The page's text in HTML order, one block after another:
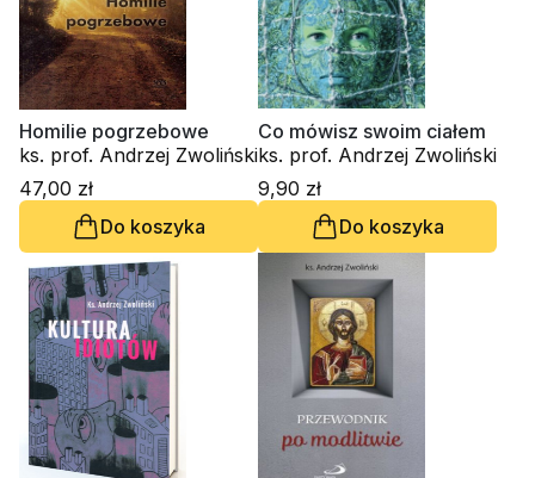
Homilie pogrzebowe
ks. prof. Andrzej Zwoliński
47,00 zł
Do koszyka
Co mówisz swoim ciałem
ks. prof. Andrzej Zwoliński
9,90 zł
Do koszyka